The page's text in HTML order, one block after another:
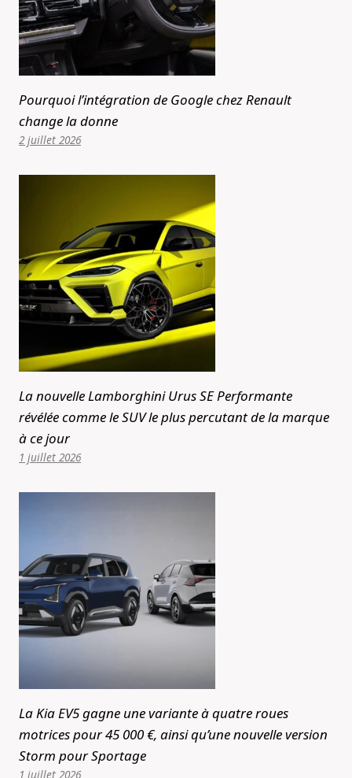
Pourquoi l’intégration de Google chez Renault
change la donne
2 juillet 2026
La nouvelle Lamborghini Urus SE Performante
révélée comme le SUV le plus percutant de la marque
à ce jour
1 juillet 2026
La Kia EV5 gagne une variante à quatre roues
motrices pour 45 000 €, ainsi qu’une nouvelle version
Storm pour Sportage
1 juillet 2026